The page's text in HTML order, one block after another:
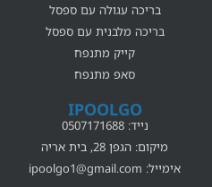
בריכה עגולה עם ספסל
בריכה מלבנית עם ספסל
קייק מתנפח
סאפ מתנפח
IPOOLGO
נייד: 0507171688
מיקום: הגפן 28, בית אריה
אימייל: ipoolgo1@gmail.com